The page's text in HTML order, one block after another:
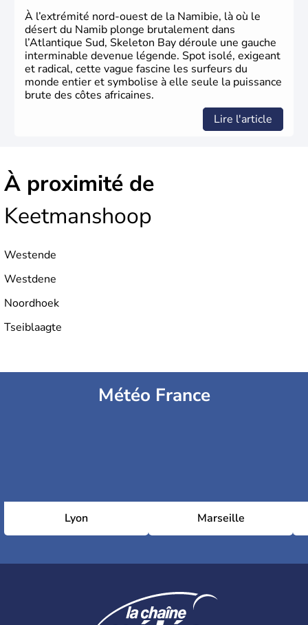
À l’extrémité nord-ouest de la Namibie, là où le
désert du Namib plonge brutalement dans
l’Atlantique Sud, Skeleton Bay déroule une gauche
interminable devenue légende. Spot isolé, exigeant
et radical, cette vague fascine les surfeurs du
monde entier et symbolise à elle seule la puissance
brute des côtes africaines.
Lire l'article
À proximité de
Keetmanshoop
Westende
Westdene
Noordhoek
Tseiblaagte
Météo France
Lyon Marseille